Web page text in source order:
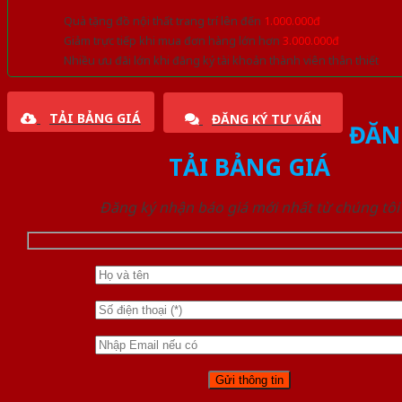
Quà tặng đồ nội thất trang trí lên đến 1.000.000đ
Giảm trực tiếp khi mua đơn hàng lớn hơn 3.000.000đ
Nhiều ưu đãi lớn khi đăng ký tài khoản thành viên thân thiết
TẢI BẢNG GIÁ ĐĂNG KÝ TƯ VẤN
TẢI BẢNG GIÁ
Đăng ký nhận báo giá mới nhất từ chúng tôi